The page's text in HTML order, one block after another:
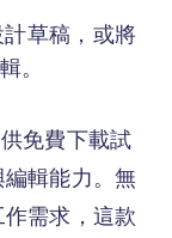
計草稿，或將
。
免費下載試
輯能力。無
需求，這款